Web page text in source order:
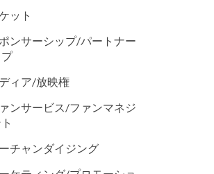
ット
ンサーシップ/パートナー
ィア/放映権
ンサービス/ファンマネジ
チャンダイジング